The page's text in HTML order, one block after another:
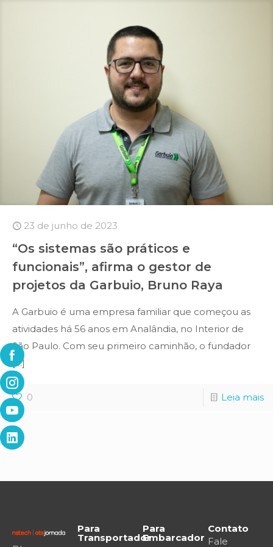
23 de junho de 2023
“Os sistemas são práticos e
funcionais”, afirma o gestor de
projetos da Garbuio, Bruno Raya
A Garbuio é uma empresa familiar que começou as
atividades há 56 anos em Analândia, no Interior de
São Paulo. Com seu primeiro caminhão, o fundador
[…]
0 Leia mais
Para
Transportador
Para
Embarcador
Contato
Fale